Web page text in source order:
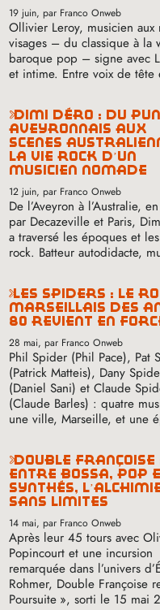
19 juin, par Franco Onweb
Ollivier Leroy, musicien aux
visages – du classique à la
baroque pop – signe avec
et intime. Entre voix de
dimi déro : du punk
aveyronnais aux
scènes
la vie rock d’un
musicien nomade
12 juin, par Franco Onweb
De l’Aveyron à l’Australie,
par Decazeville et Paris,
a traversé les époques et
rock. Batteur autodidacte,
les spiders : le rock
marseillais des
80 revient en
28 mai, par Franco Onweb
Phil Spider (Phil Pace), Pat
(Patrick Matteis), Dany
(Daniel Sani) et Claude
(Claude Barles) : quatre
une ville, Marseille, et une
double françoise :
entre bossa, pop
synthés,
sans limites
14 mai, par Franco Onweb
Après leur 45 tours avec
Popincourt et une incursion
remarquée dans l’univers
Rohmer, Double Françoise
Poursuite », sorti le 15 mai